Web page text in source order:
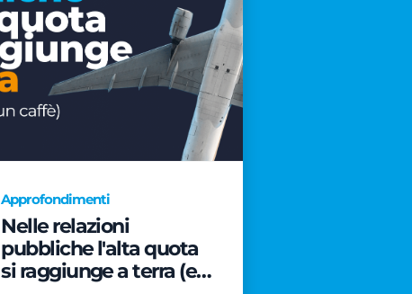
Approfondimenti
Nelle relazioni
pubbliche l'alta quota
si raggiunge a terra (e